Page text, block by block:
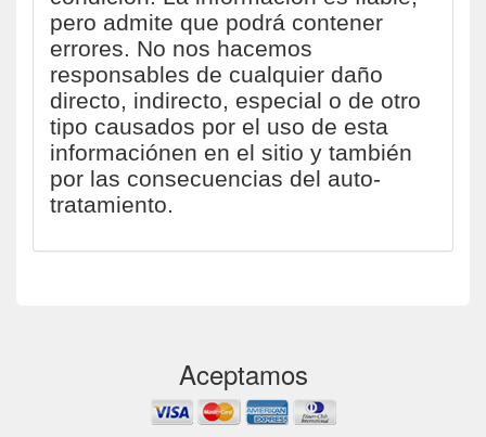
pero admite que podrá contener
errores. No nos hacemos
responsables de cualquier daño
directo, indirecto, especial o de otro
tipo causados por el uso de esta
informaciónen en el sitio y también
por las consecuencias del auto-
tratamiento.
Aceptamos